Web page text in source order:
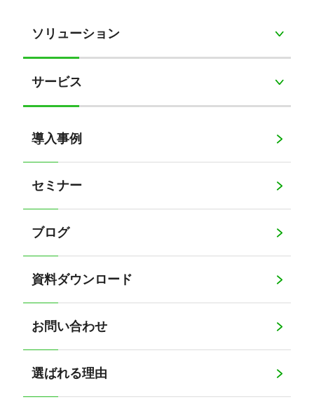
ソリューション
サービス
導入事例
セミナー
ブログ
資料ダウンロード
お問い合わせ
選ばれる理由